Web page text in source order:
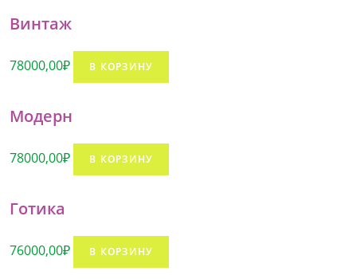
Винтаж
78000,00₽ В КОРЗИНУ
Модерн
78000,00₽ В КОРЗИНУ
Готика
76000,00₽ В КОРЗИНУ